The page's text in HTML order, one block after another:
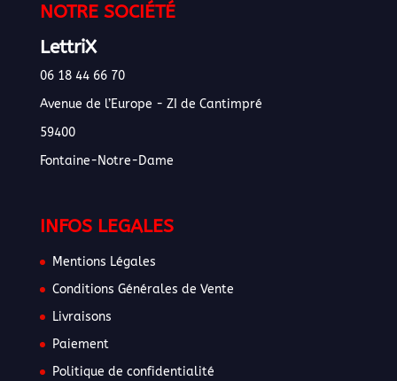
NOTRE SOCIÉTÉ
LettriX
06 18 44 66 70
Avenue de l’Europe - ZI de Cantimpré
59400
Fontaine-Notre-Dame
INFOS LEGALES
Mentions Légales
Conditions Générales de Vente
Livraisons
Paiement
Politique de confidentialité